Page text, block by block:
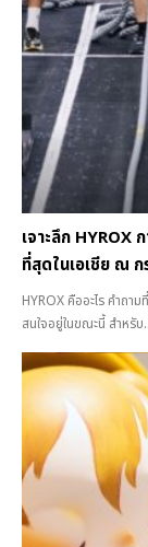
เจาะลึก
ที่สุดในเอเชีย ณ
HYROX คืออะไร คำถา
สนใจอยู่ในขณะนี้ สำหรับ